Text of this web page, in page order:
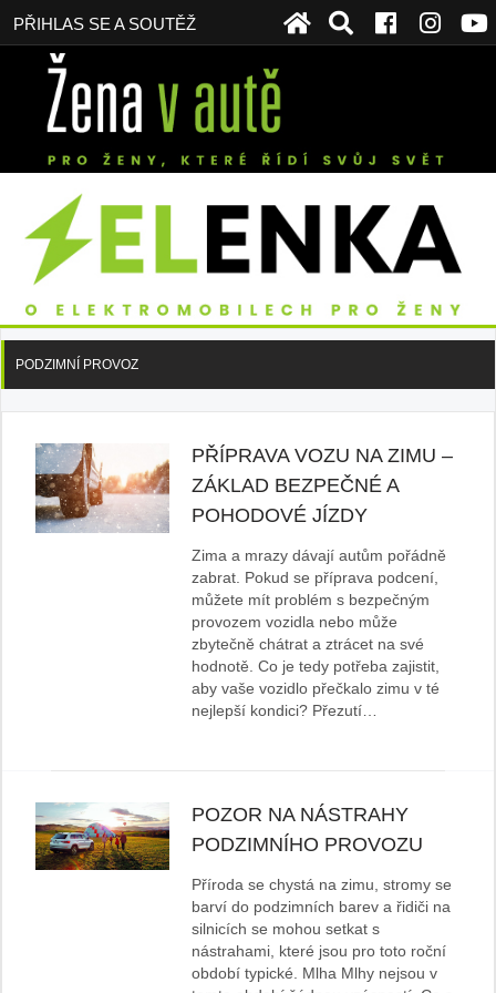
PŘIHLAS SE A SOUTĚŽ
PODZIMNÍ PROVOZ
PŘÍPRAVA VOZU NA ZIMU –
ZÁKLAD BEZPEČNÉ A
POHODOVÉ JÍZDY
Zima a mrazy dávají autům pořádně
zabrat. Pokud se příprava podcení,
můžete mít problém s bezpečným
provozem vozidla nebo může
zbytečně chátrat a ztrácet na své
hodnotě. Co je tedy potřeba zajistit,
aby vaše vozidlo přečkalo zimu v té
nejlepší kondici? Přezutí…
POZOR NA NÁSTRAHY
PODZIMNÍHO PROVOZU
Příroda se chystá na zimu, stromy se
barví do podzimních barev a řidiči na
silnicích se mohou setkat s
nástrahami, které jsou pro toto roční
období typické. Mlha Mlhy nejsou v